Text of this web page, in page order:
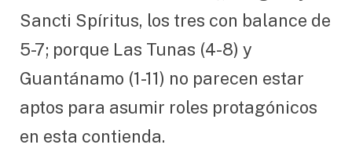
Sancti Spíritus, los tres con balance de
5-7; porque Las Tunas (4-8) y
Guantánamo (1-11) no parecen estar
aptos para asumir roles protagónicos
en esta contienda.